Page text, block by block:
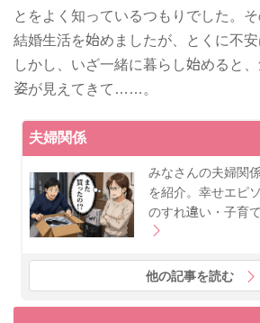
とをよく知っているつもりでした。
結婚生活を始めましたが、とくに不安
しかし、いざ一緒に暮らし始めると
姿が見えてきて……。
夫婦関係
みなさんの夫婦関
を紹介。幸せエピ
のすれ違い・子育
他の記事を読む